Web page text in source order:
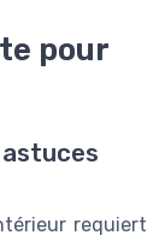
pour
requiert